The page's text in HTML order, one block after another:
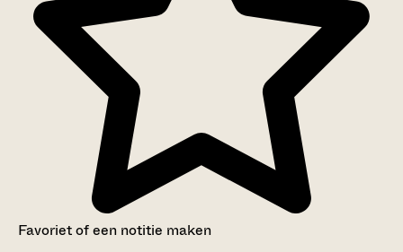
Favoriet of een notitie maken